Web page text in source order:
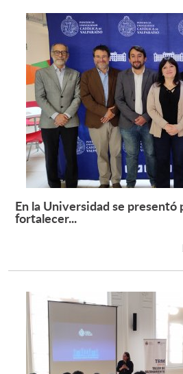
En la Universidad se presentó
fortalecer...